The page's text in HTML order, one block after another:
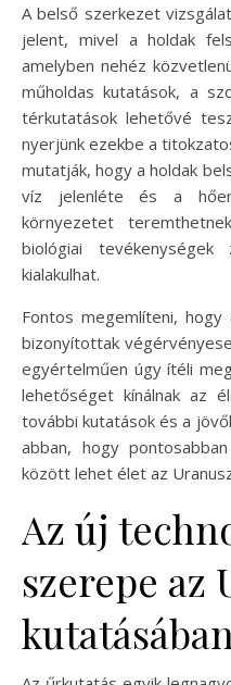
A belső szerkezet
jelent, mivel a holdak
amelyben nehéz
műholdas kutatások, a
térkutatások lehetővé
nyerjünk ezekbe a
mutatják, hogy a holdak
víz jelenléte és a
környezetet
biológiai
kialakulhat.
Fontos megemlíteni,
bizonyítottak
egyértelműen úgy ítéli
lehetőséget kínálnak az
további kutatások és a
abban, hogy
között lehet élet az
Az új
szerepe az
kutatásában